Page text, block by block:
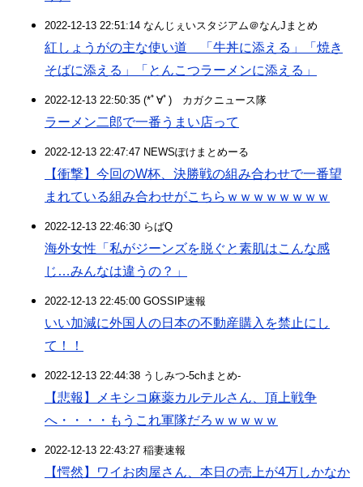
2022-12-13 22:51:14 なんじぇいスタジアム＠なんJまとめ
紅しょうがの主な使い道 「牛丼に添える」「焼き
そばに添える」「とんこつラーメンに添える」
2022-12-13 22:50:35 (*ﾟ∀ﾟ)ゞカガクニュース隊
ラーメン二郎で一番うまい店って
2022-12-13 22:47:47 NEWSぽけまとめーる
【衝撃】今回のW杯、決勝戦の組み合わせで一番望
まれている組み合わせがこちらｗｗｗｗｗｗｗｗ
2022-12-13 22:46:30 らばQ
海外女性「私がジーンズを脱ぐと素肌はこんな感
じ…みんなは違うの？」
2022-12-13 22:45:00 GOSSIP速報
いい加減に外国人の日本の不動産購入を禁止にし
て！！
2022-12-13 22:44:38 うしみつ-5chまとめ-
【悲報】メキシコ麻薬カルテルさん、頂上戦争
へ・・・・もうこれ軍隊だろｗｗｗｗｗ
2022-12-13 22:43:27 稲妻速報
【愕然】ワイお肉屋さん、本日の売上が4万しかなか